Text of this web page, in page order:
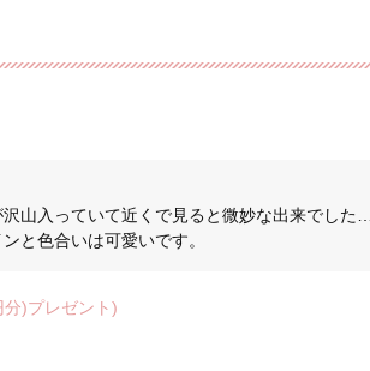
山入っていて近くで見ると微妙な出来でした…
と色合いは可愛いです。
)プレゼント)